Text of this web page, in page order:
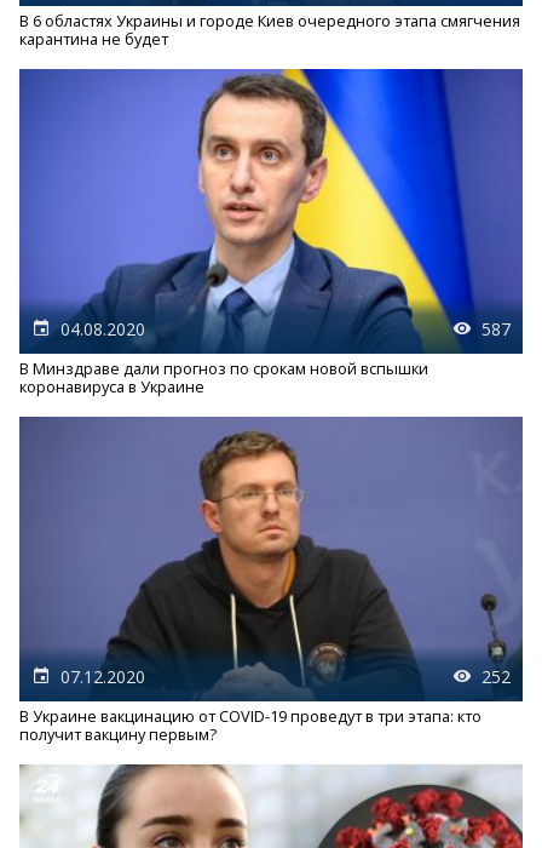
В 6 областях Украины и городе Киев очередного этапа смягчения
карантина не будет
04.08.2020 587
В Минздраве дали прогноз по срокам новой вспышки
коронавируса в Украине
07.12.2020 252
В Украине вакцинацию от COVID-19 проведут в три этапа: кто
получит вакцину первым?